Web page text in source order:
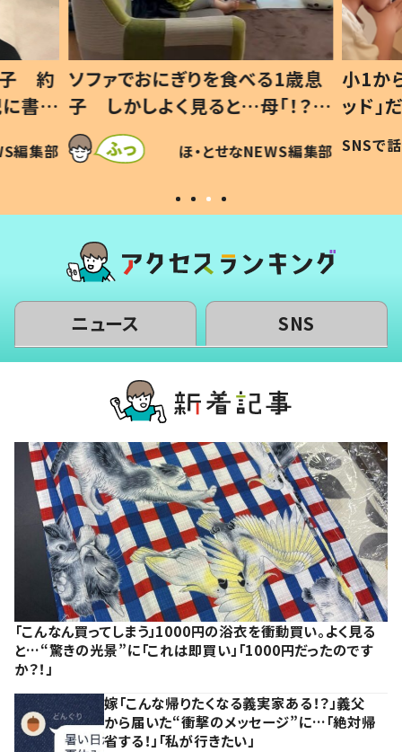
歳息
？」
編集部
小1から不登校、息子は「ギフテ
ッド」だった 父が“ウチ給食”を
作り続ける理由とは #令和の親
#令和の子
SNSで話題 ほ・とせなNEWS編集部
ひ孫
が、抱
「涙
い」
ニュース SNS
「こんなん買ってしまう」1000円の浴衣を衝動買い。よく見る
と…“驚きの光景”に「これは即買い」「1000円だったのです
か？！」
嫁「こんな帰りたくなる義実家ある！？」義父
から届いた“衝撃のメッセージ”に…「絶対帰
省する！」「私が行きたい」